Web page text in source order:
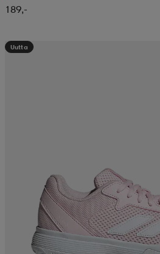
189,-
Uutta